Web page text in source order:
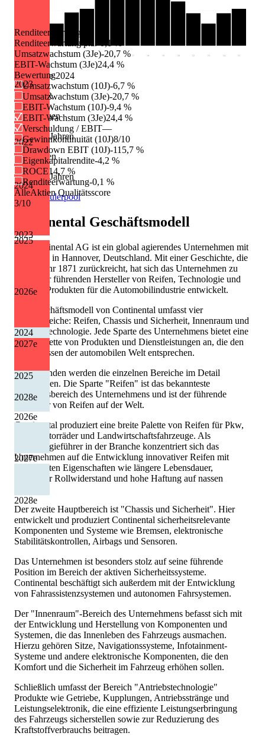
2023
2024
2025
2026e
2027e
2028e
2022
2023
2024
2025
2026e
2027e
2028e
Renditeerwartung
Renditeerwartung p.a.-0,1 %
Umsatzwachstum (3Je)-20,7 %
EBIT-Wachstum (3Je)24,4 %
Bewertung
Umsatzwachstum (10J)-6,7 %
Umsatzwachstum (3Je)-20,7 %
EBIT-Wachstum (10J)-9,4 %
EBIT-Wachstum (3Je)24,4 %
Verschuldung / EBIT—
Gewinnkontinuität (10J)8/10
Drawdown EBIT (10J)-115,7 %
Eigenkapitalrendite-4,2 %
ROCE14,7 %
Renditeerwartung-0,1 %
AlleAktien Qualitätsscore
3/10
'11 '12 '13 '14 '15 '16 '17 '20 '22 '23 '24 '25
Dividende 2024
2.20 EUR
Erhöhungen
9 von 13 Jahren
Kürzungen
3 von 13 Jahren
Quelle: Eulerpool
Continental Geschäftsmodell
Die Continental AG ist ein global agierendes Unternehmen mit
Hauptsitz in Hannover, Deutschland. Mit einer Geschichte, die
bis ins Jahr 1871 zurückreicht, hat sich das Unternehmen zu
einem der führenden Hersteller von Reifen, Technologie und
anderen Produkten für die Automobilindustrie entwickelt.
Das Geschäftsmodell von Continental umfasst vier
Hauptbereiche: Reifen, Chassis und Sicherheit, Innenraum und
Antriebstechnologie. Jede Sparte des Unternehmens bietet eine
breite Palette von Produkten und Dienstleistungen an, die den
Bedürfnissen der automobilen Welt entsprechen.
Im Folgenden werden die einzelnen Bereiche im Detail
beschrieben. Die Sparte "Reifen" ist das bekannteste
Geschäftsbereich des Unternehmens und ist der führende
Hersteller von Reifen auf der Welt.
Continental produziert eine breite Palette von Reifen für Pkw,
Lkw, Motorräder und Landwirtschaftsfahrzeuge. Als
Technologieführer in der Branche konzentriert sich das
Unternehmen auf die Entwicklung innovativer Reifen mit
verbesserten Eigenschaften wie längere Lebensdauer,
geringerer Rollwiderstand und hohe Haftung auf nassen
Der zweite Hauptbereich ist "Chassis und Sicherheit". Hier
entwickelt und produziert Continental sicherheitsrelevante
Komponenten und Systeme wie Bremsen, elektronische
Stabilitätskontrollen, Airbags und Sensoren.
Das Unternehmen ist besonders stolz auf seine führende
Position im Bereich der aktiven Sicherheitssysteme.
Continental beschäftigt sich außerdem mit der Entwicklung
von Fahrassistenzsystemen und autonomen Fahrsystemen.
Der "Innenraum"-Bereich des Unternehmens befasst sich mit
der Entwicklung und Herstellung von Komponenten und
Systemen, die das Innenleben des Fahrzeugs ausmachen.
Hierzu gehören Sitze, Navigationssysteme, Infotainment-
Systeme und andere elektronische Komponenten, die den
Komfort und die Sicherheit im Fahrzeug erhöhen sollen.
Schließlich umfasst der Bereich "Antriebstechnologie"
Produkte wie Getriebe, Kupplungen, Antriebsstränge und
Leistungselektronik, die eine effiziente Leistungserbringung
des Fahrzeugs sicherstellen sowie zur Reduzierung des
Kraftstoffverbrauchs beitragen.